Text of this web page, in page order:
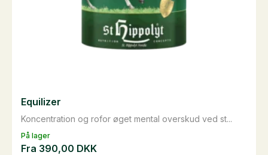
På lager
Koncentration og rofor øget mental overskud ved st...
Equilizer
Fra 390,00 DKK